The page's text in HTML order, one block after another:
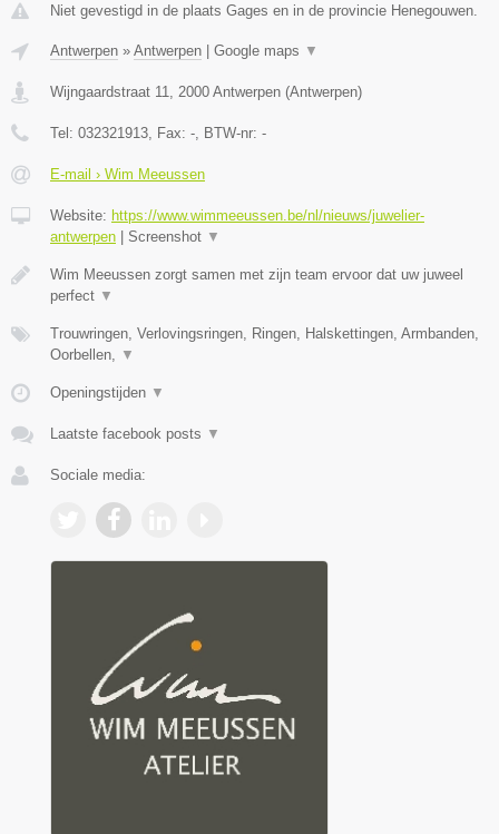
Niet gevestigd in de plaats Gages en in de provincie Henegouwen.
Antwerpen » Antwerpen Google maps ▼
Wijngaardstraat 11 2000 Antwerpen (Antwerpen)
Tel: 032321913 , Fax: - , BTW-nr: -
E-mail › Wim Meeussen
Website: https://www.wimmeeussen.be/nl/nieuws/juwelier-
antwerpen
Screenshot ▼
Wim Meeussen zorgt samen met zijn team ervoor dat uw juweel
perfect ▼
Trouwringen, Verlovingsringen, Ringen, Halskettingen, Armbanden,
Oorbellen,
▼
Openingstijden ▼
Laatste facebook posts ▼
Sociale media: